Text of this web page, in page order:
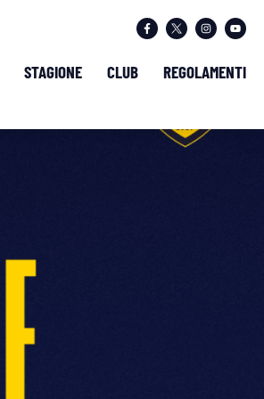
STAGIONE CLUB REGOLAMENTI